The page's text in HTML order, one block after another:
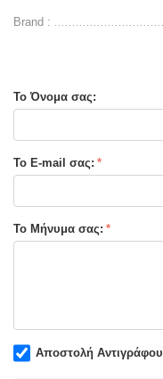
Brand :
Το Όνομα σας:
Το E-mail σας:
Το Μήνυμα σας:
Αποστολή Αντιγράφου